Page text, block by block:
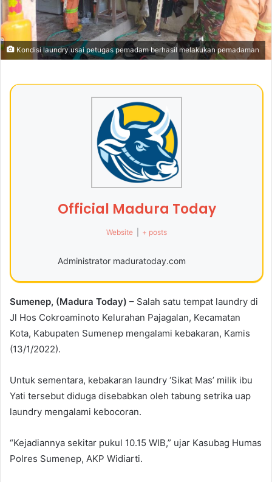
Kondisi laundry usai petugas pemadam berhasil melakukan pemadaman
Official Madura Today
Website + posts
Administrator maduratoday.com
Sumenep, (Madura Today) – Salah satu tempat laundry di
Jl Hos Cokroaminoto Kelurahan Pajagalan, Kecamatan
Kota, Kabupaten Sumenep mengalami kebakaran, Kamis
(13/1/2022).
Untuk sementara, kebakaran laundry ‘Sikat Mas’ milik ibu
Yati tersebut diduga disebabkan oleh tabung setrika uap
laundry mengalami kebocoran.
“Kejadiannya sekitar pukul 10.15 WIB,” ujar Kasubag Humas
Polres Sumenep, AKP Widiarti.